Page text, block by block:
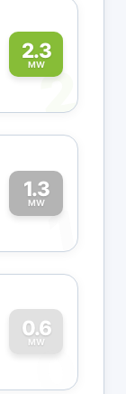
2.3
MW2
1.3
MW1
0.6
MW
0